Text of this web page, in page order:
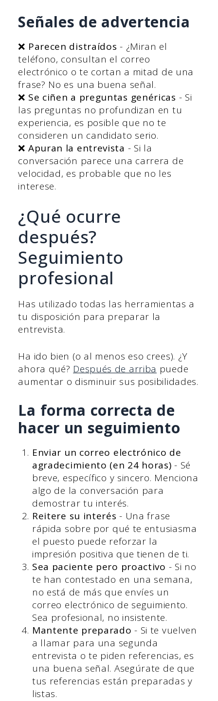
Señales de advertencia
❌ Parecen distraídos - ¿Miran el
teléfono, consultan el correo
electrónico o te cortan a mitad de una
frase? No es una buena señal.
❌ Se ciñen a preguntas genéricas - Si
las preguntas no profundizan en tu
experiencia, es posible que no te
consideren un candidato serio.
❌ Apuran la entrevista - Si la
conversación parece una carrera de
velocidad, es probable que no les
interese.
¿Qué ocurre
después?
Seguimiento
profesional
Has utilizado todas las herramientas a
tu disposición para preparar la
entrevista.
Ha ido bien (o al menos eso crees). ¿Y
ahora qué? Después de arriba puede
aumentar o disminuir sus posibilidades.
La forma correcta de
hacer un seguimiento
Enviar un correo electrónico de
agradecimiento (en 24 horas) - Sé
breve, específico y sincero. Menciona
algo de la conversación para
demostrar tu interés.
Reitere su interés - Una frase
rápida sobre por qué te entusiasma
el puesto puede reforzar la
impresión positiva que tienen de ti.
Sea paciente pero proactivo - Si no
te han contestado en una semana,
no está de más que envíes un
correo electrónico de seguimiento.
Sea profesional, no insistente.
Mantente preparado - Si te vuelven
a llamar para una segunda
entrevista o te piden referencias, es
una buena señal. Asegúrate de que
tus referencias están preparadas y
listas.